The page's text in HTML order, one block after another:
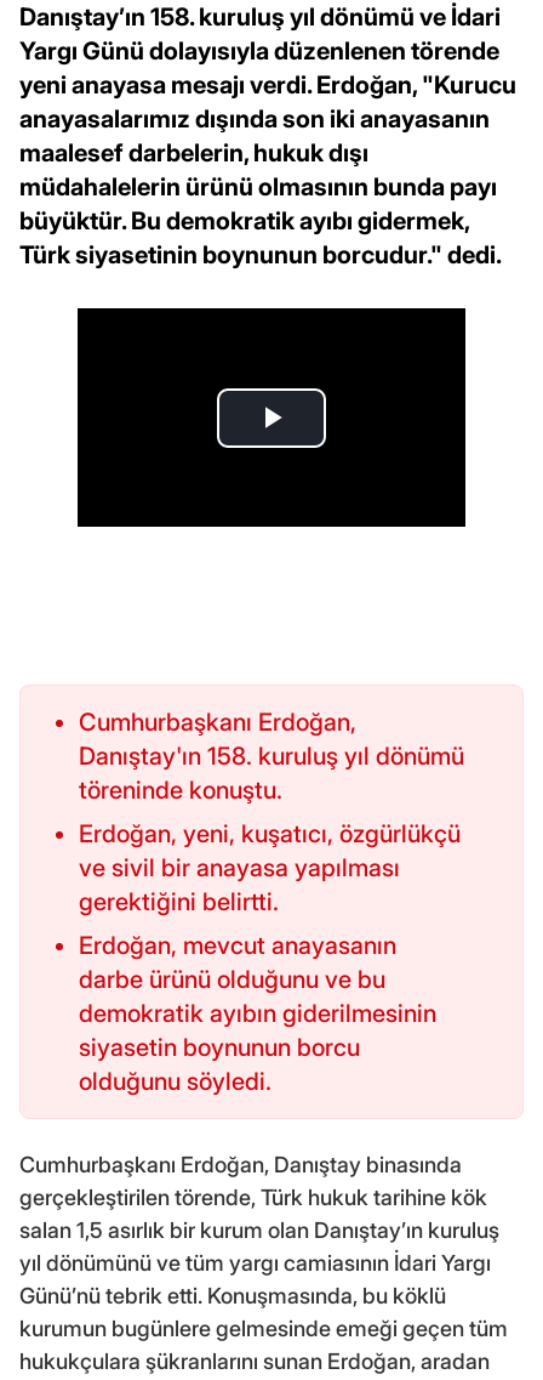
Danıştay’ın 158. kuruluş yıl dönümü ve İdari
Yargı Günü dolayısıyla düzenlenen törende
yeni anayasa mesajı verdi. Erdoğan, "Kurucu
anayasalarımız dışında son iki anayasanın
maalesef darbelerin, hukuk dışı
müdahalelerin ürünü olmasının bunda payı
büyüktür. Bu demokratik ayıbı gidermek,
Türk siyasetinin boynunun borcudur." dedi.
Cumhurbaşkanı Erdoğan,
Danıştay'ın 158. kuruluş yıl dönümü
töreninde konuştu.
Erdoğan, yeni, kuşatıcı, özgürlükçü
ve sivil bir anayasa yapılması
gerektiğini belirtti.
Erdoğan, mevcut anayasanın
darbe ürünü olduğunu ve bu
demokratik ayıbın giderilmesinin
siyasetin boynunun borcu
olduğunu söyledi.
Cumhurbaşkanı Erdoğan, Danıştay binasında
gerçekleştirilen törende, Türk hukuk tarihine kök
salan 1,5 asırlık bir kurum olan Danıştay’ın kuruluş
yıl dönümünü ve tüm yargı camiasının İdari Yargı
Günü’nü tebrik etti. Konuşmasında, bu köklü
kurumun bugünlere gelmesinde emeği geçen tüm
hukukçulara şükranlarını sunan Erdoğan, aradan